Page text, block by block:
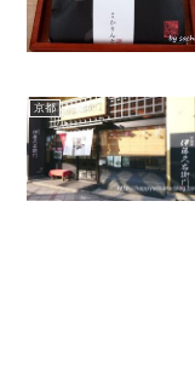
京都